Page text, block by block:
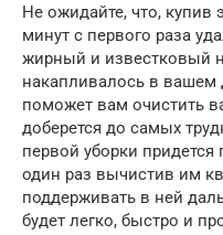
Не ожидайте, что, купив
минут с первого раза
жирный и известковый
накапливалось в вашем
поможет вам очистить
доберется до самых
первой уборки
один раз вычистив им
поддерживать в ней
будет легко, быстро и